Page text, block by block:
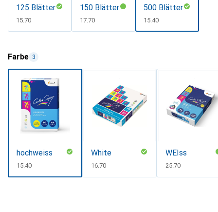
125 Blätter
CHF
15.70
150 Blätter
CHF
17.70
500 Blätter
CHF
15.40
Farbe 3
hochweiss
CHF
15.40
White
CHF
16.70
WEIss
CHF
25.70